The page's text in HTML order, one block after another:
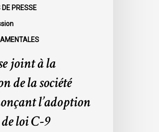
PRESSE
joint à la
de la société
l’adoption
loi C-9